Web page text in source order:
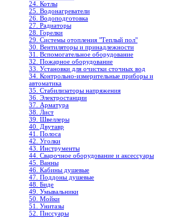
24. Котлы
25. Водонагреватели
26. Водоподготовка
27. Радиаторы
28. Горелки
29. Системы отопления "Теплый пол"
30. Вентиляторы и принадлежности
31. Вспомогательное оборудование
32. Пожарное оборудование
33. Установки для очистки сточных вод
34. Контрольно-измерительные приборы и
автоматика
35. Стабилизаторы напряжения
36. Электростанции
37. Арматура
38. Лист
39. Швеллеры
40. Двутавр
41. Полоса
42. Уголки
43. Инструменты
44. Сварочное оборудование и аксессуары
45. Ванны
46. Кабины душевые
47. Поддоны душевые
48. Биде
49. Умывальники
50. Мойки
51. Унитазы
52. Писсуары